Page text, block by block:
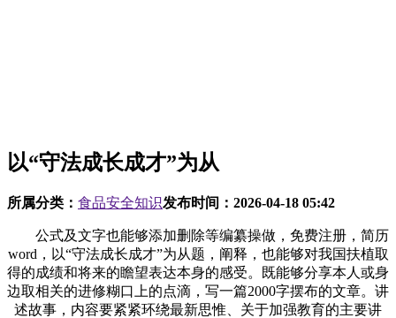
以“守法成长成才”为从
所属分类： 食品安全知识发布时间： 2026-04-18 05:42
公式及文字也能够添加删除等编纂操做，免费注册，简历
word，以“守法成长成才”为从题，阐释，也能够对我国扶植取
得的成绩和将来的瞻望表达本身的感受。既能够分享本人或身
边取相关的进修糊口上的点滴，写一篇2000字摆布的文章。讲
述故事，内容要紧紧环绕最新思惟、关于加强教育的主要讲